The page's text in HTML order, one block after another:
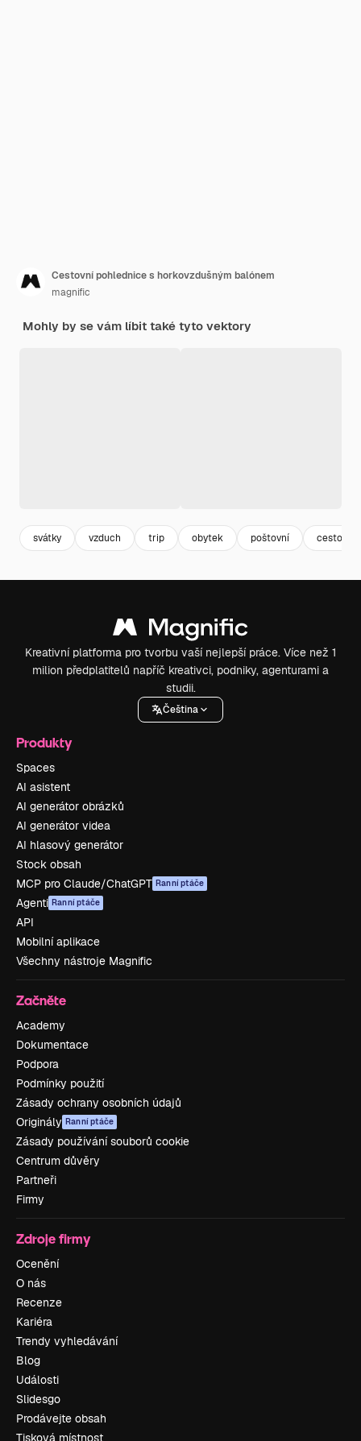
Cestovní pohlednice s horkovzdušným balónem
magnific
Mohly by se vám líbit také tyto vektory
svátky vzduch trip obytek poštovní cestování
Kreativní platforma pro tvorbu vaší nejlepší práce. Více než 1
milion předplatitelů napříč kreativci, podniky, agenturami a
studii.
Čeština
Produkty
Spaces
AI asistent
AI generátor obrázků
AI generátor videa
AI hlasový generátor
Stock obsah
MCP pro Claude/ChatGPT Ranní ptáče
Agenti Ranní ptáče
API
Mobilní aplikace
Všechny nástroje Magnific
Začněte
Academy
Dokumentace
Podpora
Podmínky použití
Zásady ochrany osobních údajů
Originály Ranní ptáče
Zásady používání souborů cookie
Centrum důvěry
Partneři
Firmy
Zdroje firmy
Ocenění
O nás
Recenze
Kariéra
Trendy vyhledávání
Blog
Události
Slidesgo
Prodávejte obsah
Tisková místnost